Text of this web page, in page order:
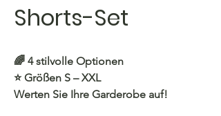
Shorts-Set
🌈 4 stilvolle Optionen
⭐️ Größen S – XXL
Werten Sie Ihre Garderobe auf!